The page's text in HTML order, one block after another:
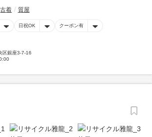
古着 質屋
日祝OK クーポン有
区銀座3-7-16